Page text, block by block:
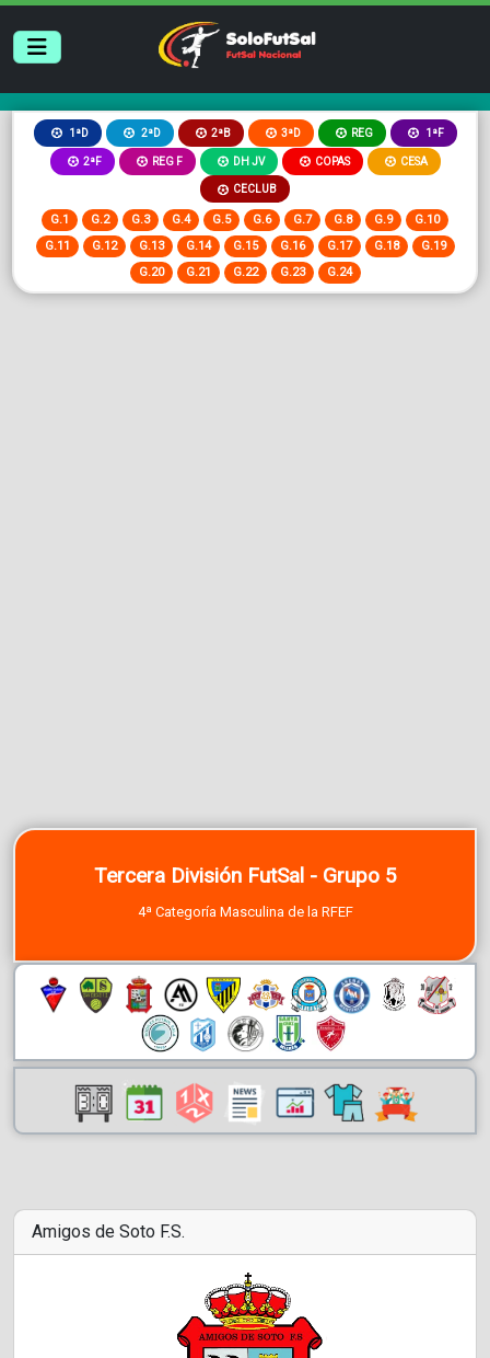
1ªD 2ªD 2ªB 3ªD REG 1ªF
2ªF REG F DH JV COPAS CESA
CECLUB
G.1 G.2 G.3 G.4 G.5 G.6 G.7 G.8 G.9
G.10
G.11
G.12 G.13 G.14 G.15 G.16 G.17 G.18
G.19
G.20
G.21 G.22 G.23 G.24
Tercera División FutSal - Grupo 5
4ª Categoría Masculina de la RFEF
Amigos de Soto F.S.